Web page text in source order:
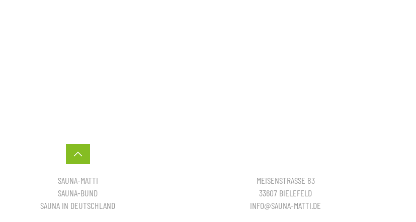
SAUNA-MATTI
SAUNA-BUND
SAUNA IN DEUTSCHLAND
MEISENSTRASSE 83
33607 BIELEFELD
INFO@SAUNA-MATTI.DE